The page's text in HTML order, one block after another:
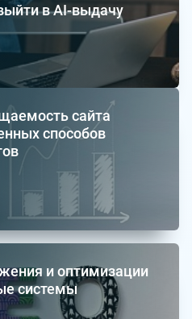
в AI-выдачу
сайта
способов
и оптимизации
системы